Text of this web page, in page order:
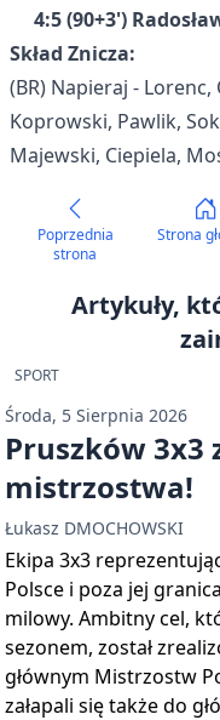
4:5 (90+3')
Skład Znicza:
(BR) Napieraj -
Koprowski, Pawlik,
Majewski, Ciepiela,
Poprzednia
strona
Strona
Artykuły,
SPORT
Środa, 5 Sierpnia 2026
Pruszków 3x3
mistrzostwa!
Łukasz DMOCHOWSKI
Ekipa 3x3
Polsce i poza jej
milowy. Ambitny cel,
sezonem, został
głównym Mistrzostw
załapali się także do